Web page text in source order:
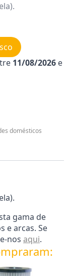
11/08/2026 e
domésticos
gama de
e arcas. Se
nos aqui.